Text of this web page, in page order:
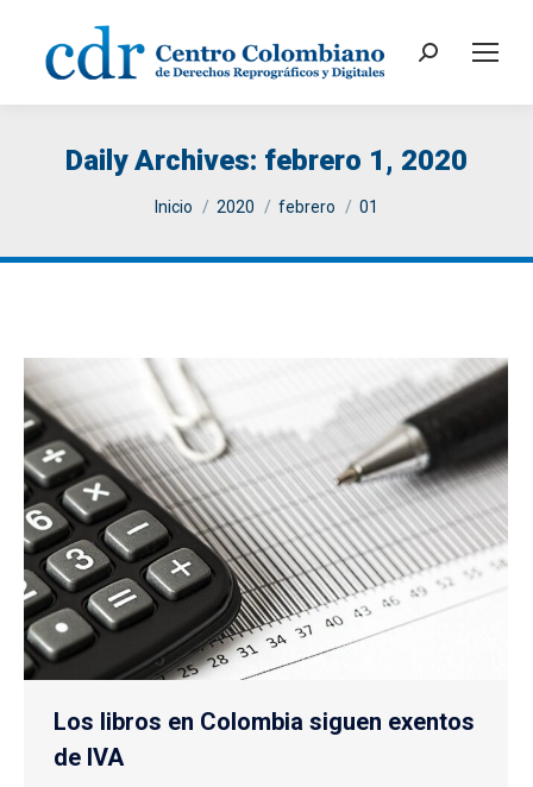
Search:
Daily Archives: febrero 1, 2020
You are here:
Inicio 2020 febrero 01
Los libros en Colombia siguen exentos
de IVA